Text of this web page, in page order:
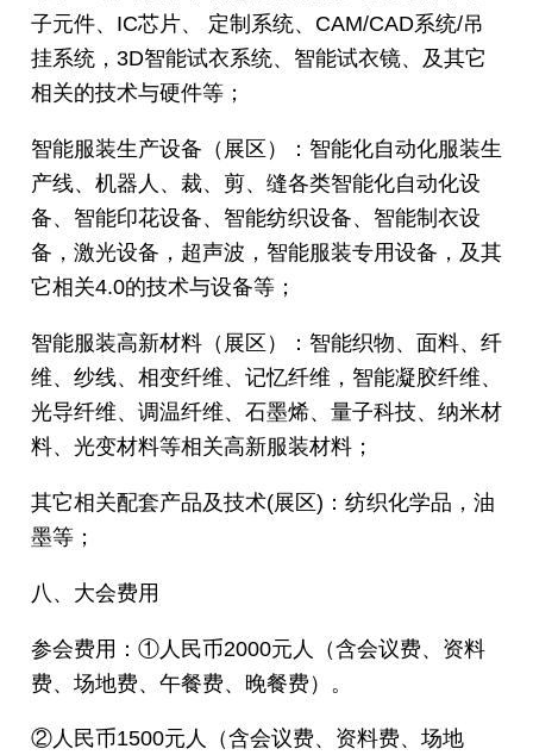
子元件、IC芯片、 定制系统、CAM/CAD系统/吊
挂系统，3D智能试衣系统、智能试衣镜、及其它
相关的技术与硬件等；
智能服装生产设备（展区）：智能化自动化服装生
产线、机器人、裁、剪、缝各类智能化自动化设
备、智能印花设备、智能纺织设备、智能制衣设
备，激光设备，超声波，智能服装专用设备，及其
它相关4.0的技术与设备等；
智能服装高新材料（展区）：智能织物、面料、纤
维、纱线、相变纤维、记忆纤维，智能凝胶纤维、
光导纤维、调温纤维、石墨烯、量子科技、纳米材
料、光变材料等相关高新服装材料；
其它相关配套产品及技术(展区)：纺织化学品，油
墨等；
八、大会费用
参会费用：①人民币2000元人（含会议费、资料
费、场地费、午餐费、晚餐费）。
②人民币1500元人（含会议费、资料费、场地